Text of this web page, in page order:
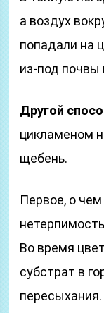
а воздух
попадали на
из-под почвы
Другой
цикламеном
щебень.
Первое, о чем
Во время
субстрат в
пересыхания.